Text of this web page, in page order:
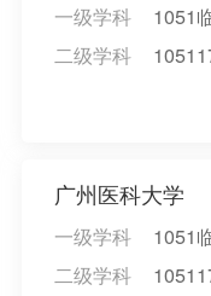
一级学科
1051
二级学科
广州医科大学
一级学科
1051
二级学科